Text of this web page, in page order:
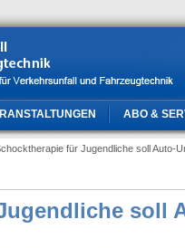
ABO &
für Jugendliche soll Auto-
soll